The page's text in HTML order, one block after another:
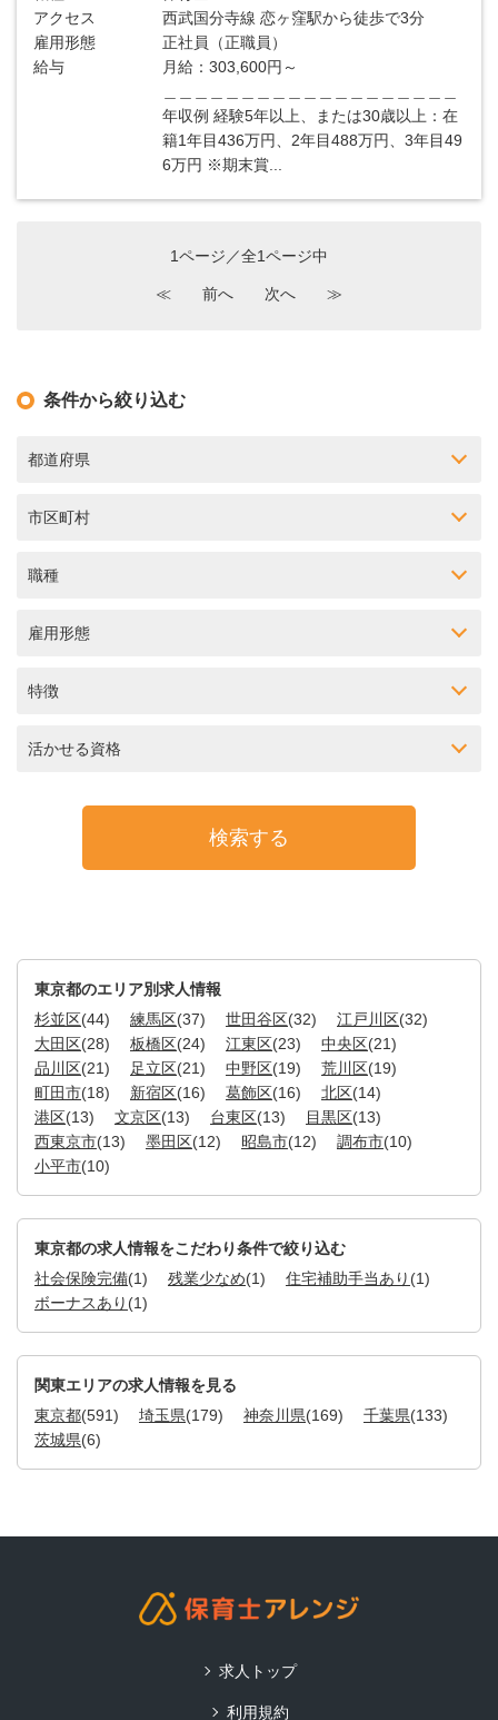
アクセス
西武国分寺線 恋ヶ窪駅から徒歩で3分
雇用形態
正社員（正職員）
給与
月給：303,600円～
年収例 経験5年以上、または30歳以上：在
籍1年目436万円、2年目488万円、3年目49
6万円 ※期末賞...
1ページ／全1ページ中
≪ 前へ 次へ ≫
条件から絞り込む
都道府県
市区町村
職種
雇用形態
特徴
活かせる資格
東京都のエリア別求人情報
杉並区(44) 練馬区(37) 世田谷区(32) 江戸川区(32)
大田区(28) 板橋区(24) 江東区(23) 中央区(21)
品川区(21) 足立区(21) 中野区(19) 荒川区(19)
町田市(18) 新宿区(16) 葛飾区(16) 北区(14)
港区(13) 文京区(13) 台東区(13) 目黒区(13)
西東京市(13) 墨田区(12) 昭島市(12) 調布市(10)
小平市(10)
東京都の求人情報をこだわり条件で絞り込む
社会保険完備(1) 残業少なめ(1) 住宅補助手当あり (1)
ボーナスあり (1)
関東エリアの求人情報を見る
東京都(591) 埼玉県(179) 神奈川県(169) 千葉県(133)
茨城県(6)
求人トップ
利用規約